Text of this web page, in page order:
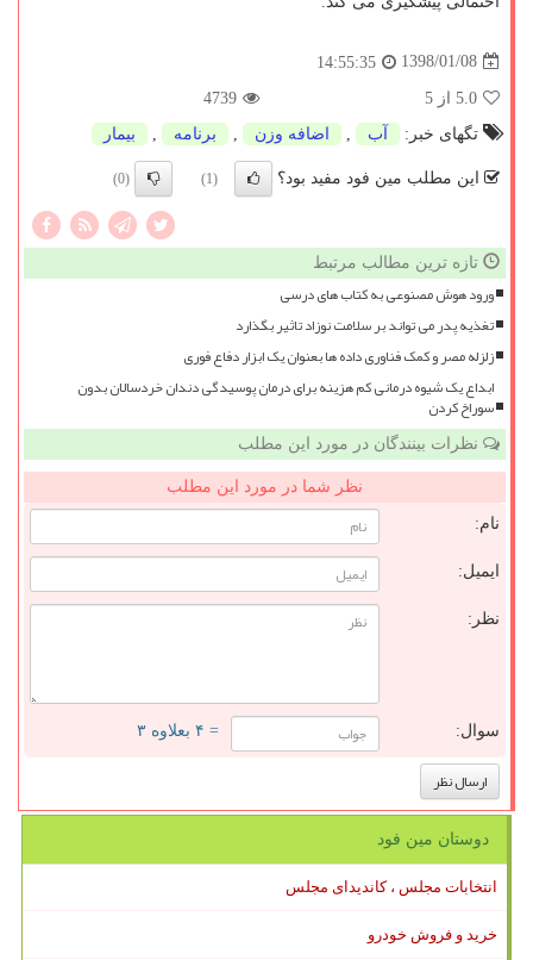
1398/01/08
14:55:35
5.0 از 5
4739
تگهای خبر:
آب اضافه وزن برنامه بیمار
این مطلب مین فود مفید بود؟ (1)
(0)
تازه ترین مطالب مرتبط
ورود هوش مصنوعی به کتاب های درسی
تغذیه پدر می تواند بر سلامت نوزاد تاثیر بگذارد
زلزله مصر و کمک فناوری داده ها بعنوان یک ابزار دفاع فوری
ابداع یک شیوه درمانی کم هزینه برای درمان پوسیدگی دندان خردسالان بدون
سوراخ کردن
نظرات بینندگان در مورد این مطلب
نظر شما در مورد این مطلب
نام:
ایمیل:
نظر:
سوال: = ۴ بعلاوه ۳
دوستان مین فود
انتخابات مجلس ، کاندیدای مجلس
خرید و فروش خودرو